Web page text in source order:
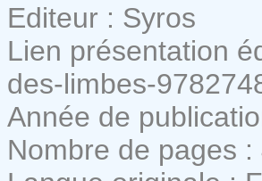
Editeur : Syros
Lien présentation
des-limbes-
Année de
Nombre de pages :